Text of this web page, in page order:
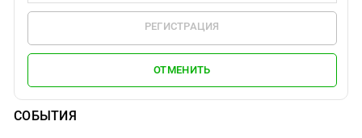
РЕГИСТРАЦИЯ
ОТМЕНИТЬ
СОБЫТИЯ